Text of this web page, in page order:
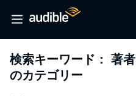
検索キーワード： 著者
のカテゴリー